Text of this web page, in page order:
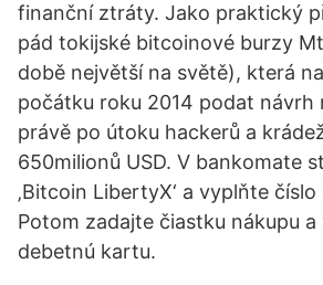
finanční ztráty. Jako praktický
pád tokijské bitcoinové burzy
době největší na světě), která
počátku roku 2014 podat návrh
právě po útoku hackerů a
650milionů USD. V bankomate
‚Bitcoin LibertyX‘ a vyplňte
Potom zadajte čiastku nákupu
debetnú kartu.